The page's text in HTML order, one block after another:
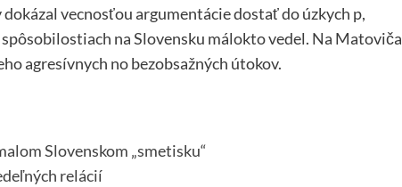
vecnosťou argumentácie dostať do úzkych p,
na Slovensku málokto vedel. Na Matoviča
agresívnych no bezobsažných útokov.
Slovenskom „smetisku“
relácií